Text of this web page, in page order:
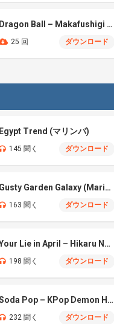
Dragon Ball – Makafushigi Adventure (マリンバ)
25 回 ダウンロード
Egypt Trend (マリンバ)
145 聞く ダウンロード
Gusty Garden Galaxy (Marimba)
163 聞く ダウンロード
Your Lie in April – Hikaru Nara (Marimba)
198 聞く ダウンロード
Soda Pop – KPop Demon Hunters (Marimba)
232 聞く ダウンロード